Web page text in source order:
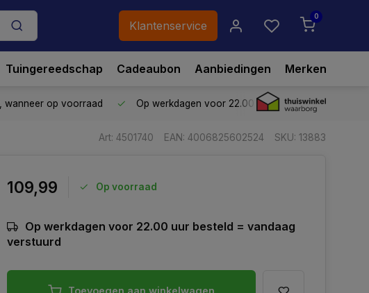
Klantenservice
0
Tuingereedschap Cadeaubon Aanbiedingen Merken
, wanneer op voorraad Op werkdagen voor 22.00 uur besteld,vandaag
Art: 4501740 EAN: 4006825602524 SKU: 13883
109,99 Op voorraad
Op werkdagen voor 22.00 uur besteld = vandaag
verstuurd
Toevoegen aan winkelwagen